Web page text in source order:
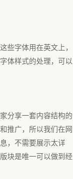
些字体用在英文上，
体样式的处理，可以
分享一套内容结构的
推广，所以我们在网
，不需要展示太详
块是唯一可以做到经